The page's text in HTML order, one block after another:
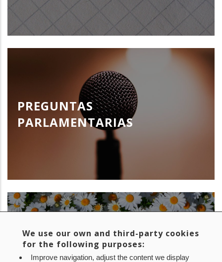
PREGUNTAS
PARLAMENTARIAS
RECONOCIMIENTOS
We use our own and third-party cookies
for the following purposes:
Improve navigation, adjust the content we display